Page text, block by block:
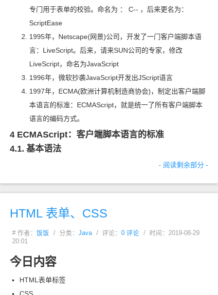
专门用于表单的校验。命名为 ： C-- ，后来更名为：
ScriptEase
1995年，Netscape(网景)公司，开发了一门客户端脚本语
言：LiveScript。后来，请来SUN公司的专家，修改
LiveScript，命名为JavaScript
1996年，微软抄袭JavaScript开发出JScript语言
1997年，ECMA(欧洲计算机制造商协会)，制定出客户端脚
本语言的标准：ECMAScript，就是统一了所有客户端脚本
语言的编码方式。
4 ECMAScript：客户端脚本语言的标准
4.1. 基本语法
- 阅读剩余部分 -
HTML 表单、CSS
# 作者： 饭饭 / 分类： Java / 评论： 0 评论
/ 时间：2019-08-29
20:01
今日内容
HTML 表单标签